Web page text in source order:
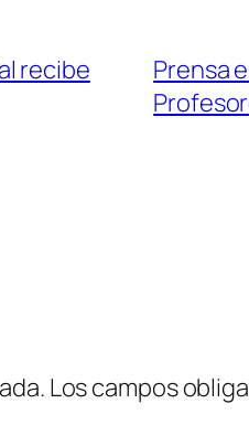
recibe
Prensa
Los campos